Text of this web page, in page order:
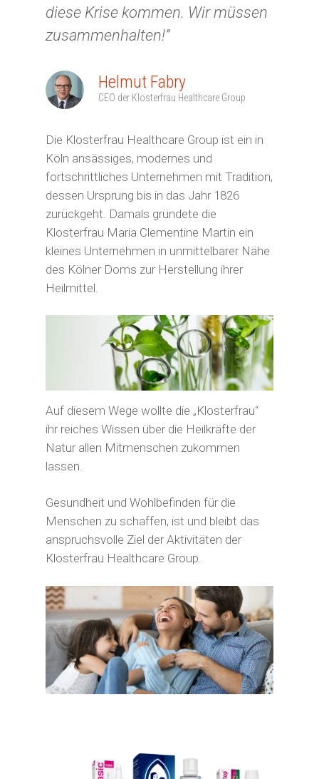
diese Krise kommen. Wir müssen
zusammenhalten!”
Helmut Fabry
CEO der Klosterfrau Healthcare Group
Die Klosterfrau Healthcare Group ist ein in
Köln ansässiges, modernes und
fortschrittliches Unternehmen mit Tradition,
dessen Ursprung bis in das Jahr 1826
zurückgeht. Damals gründete die
Klosterfrau Maria Clementine Martin ein
kleines Unternehmen in unmittelbarer Nähe
des Kölner Doms zur Herstellung ihrer
Heilmittel.
Auf diesem Wege wollte die „Klosterfrau“
ihr reiches Wissen über die Heilkräfte der
Natur allen Mitmenschen zukommen
lassen.
Gesundheit und Wohlbefinden für die
Menschen zu schaffen, ist und bleibt das
anspruchsvolle Ziel der Aktivitäten der
Klosterfrau Healthcare Group.
Besondere Anlässe
tun
Geschichten
Jetzt spenden!